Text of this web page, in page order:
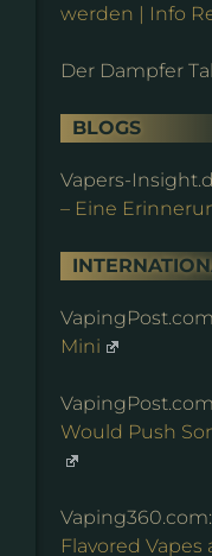
werden | Info
Der Dampfer
BLOGS
Vapers-
– Eine
Mini
Would Push
Vaping360.com:
Flavored Vapes